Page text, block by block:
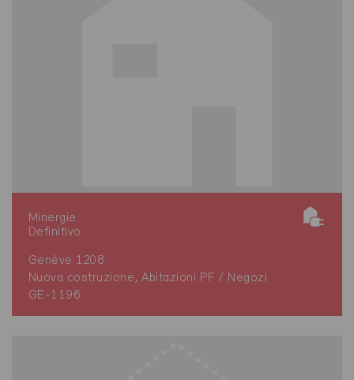
Minergie
Definitivo
Genève 1208
Nuova costruzione, Abitazioni PF / Negozi
GE-1196